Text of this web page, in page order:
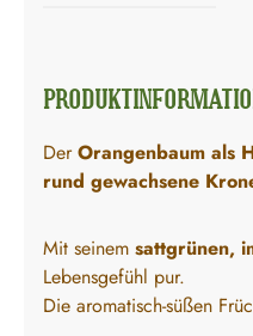
DerOrangenbaum als
rund gewachsene
Mit seinem sattgrünen,
Lebensgefühl pur.
Die aromatisch-süßen